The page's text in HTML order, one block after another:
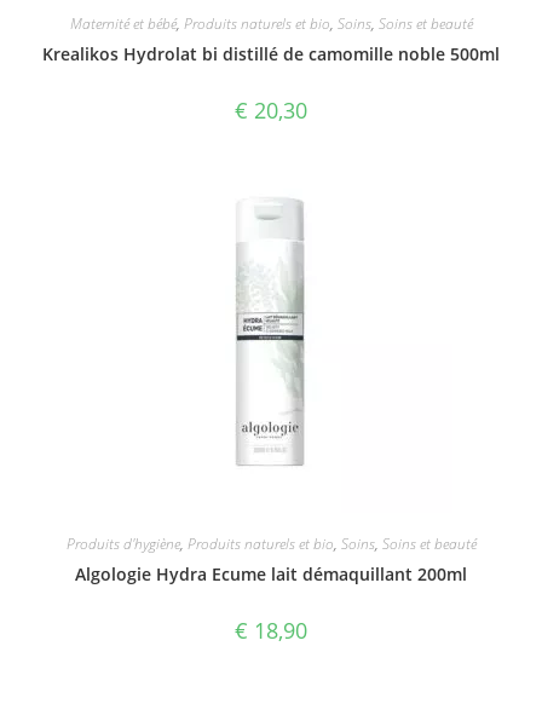
Maternité et bébé, Produits naturels et bio, Soins, Soins et beauté
Krealikos Hydrolat bi distillé de camomille noble 500ml
€ 20,30
Produits d'hygiène, Produits naturels et bio, Soins, Soins et beauté
Algologie Hydra Ecume lait démaquillant 200ml
€ 18,90